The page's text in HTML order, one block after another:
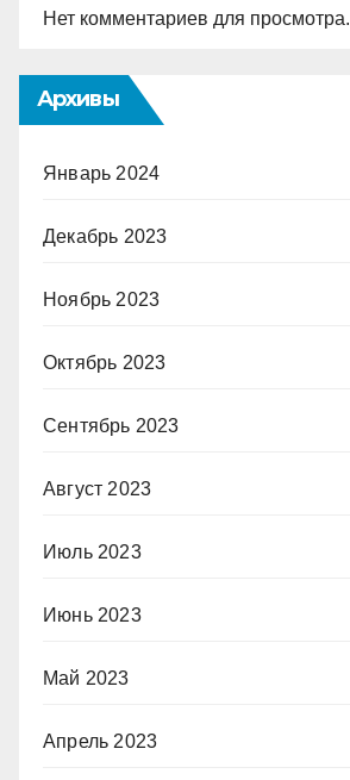
Нет комментариев для просмотра.
Архивы
Январь 2024
Декабрь 2023
Ноябрь 2023
Октябрь 2023
Сентябрь 2023
Август 2023
Июль 2023
Июнь 2023
Май 2023
Апрель 2023